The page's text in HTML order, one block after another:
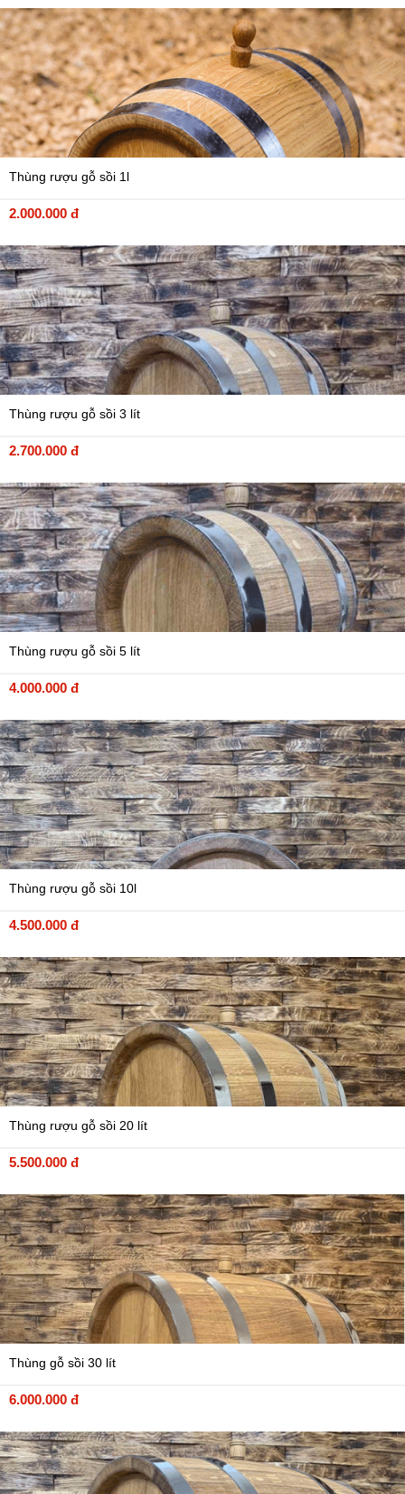
Thùng rượu gỗ sồi 1l
2.000.000 đ
Thùng rượu gỗ sồi 3 lít
2.700.000 đ
Thùng rượu gỗ sồi 5 lít
4.000.000 đ
Thùng rượu gỗ sồi 10l
4.500.000 đ
Thùng rượu gỗ sồi 20 lít
5.500.000 đ
Thùng gỗ sồi 30 lít
6.000.000 đ